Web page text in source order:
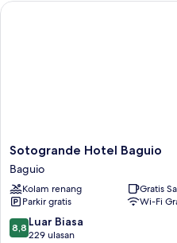
Sotogrande
Hotel
Baguio
Baguio
Sotogrande Hotel Baguio
Baguio
Kolam renang
Gratis
Parkir gratis
Wi-Fi
8.8
dari
8,8 Luar Biasa
229 ulasan
Sotogrande Hotel Baguio